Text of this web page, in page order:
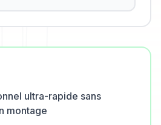
ultra-rapide sans
montage